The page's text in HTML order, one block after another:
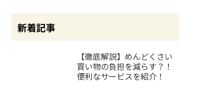
新着記事
【徹底解説】めんどくさい
買い物の負担を減らす？！
便利なサービスを紹介！